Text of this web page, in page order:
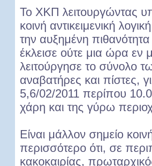
Το ΧΚΠ λειτουργώντας
κοινή αντικειμενική
την αυξημένη
έκλεισε ούτε μια ώρα εν
λειτούργησε το σύνολο
αναβατήρες και πίστες,
5,6/02/2011 περίπου
χάρη και της γύρω
Είναι μάλλον σημείο
περισσότερο ότι, σε
κακοκαιρίας,